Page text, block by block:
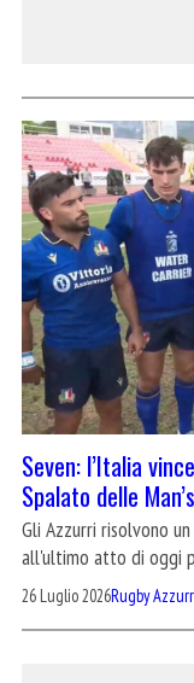
Seven: l’Italia
Spalato delle
Gli Azzurri risolvono
all'ultimo atto di oggi
26 Luglio 2026Rugby